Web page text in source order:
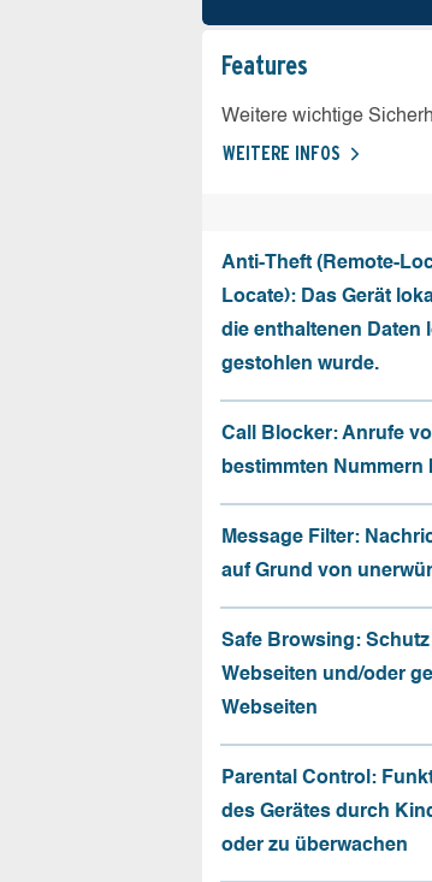
Features
Weitere wichtige
WEITERE INFOS
Anti-Theft (Remote-
Locate): Das Gerät
die enthaltenen Daten
gestohlen wurde.
Call Blocker: Anrufe
bestimmten Nummern
Message Filter:
auf Grund von
Safe Browsing:
Webseiten und/oder
Webseiten
Parental Control:
des Gerätes durch
oder zu überwachen